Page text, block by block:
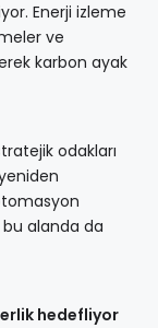
Enerji izleme
ve
karbon ayak
odakları
bu alanda da
hedefliyor